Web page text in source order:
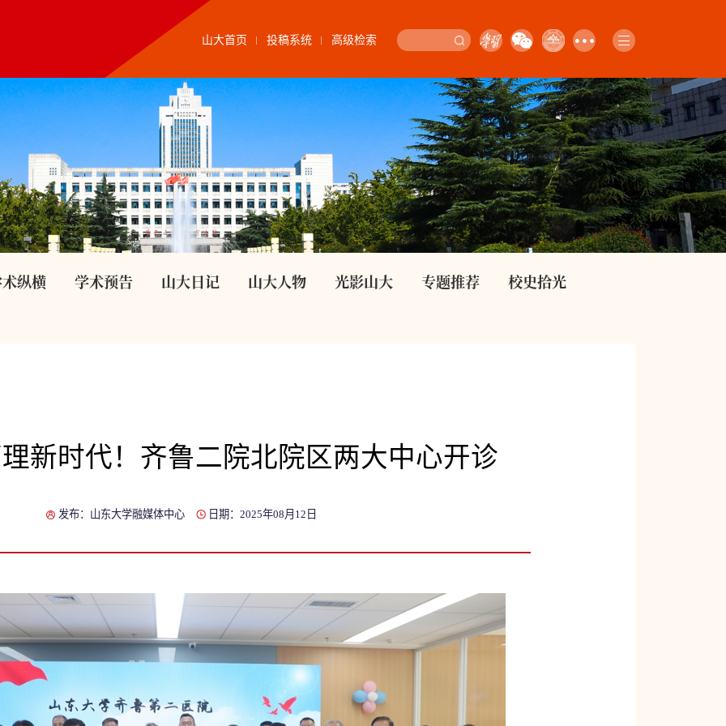
山大首页 投稿系统 高级检索
纵横 学术预告 山大日记 山大人物 光影山大 专题推荐 校史拾光
新时代！齐鲁二院北院区两大中心开诊
发布：山东大学融媒体中心 日期：2025年08月12日